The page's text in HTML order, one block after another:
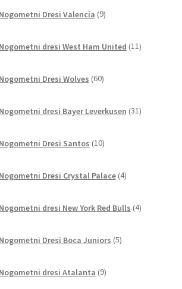
Nogometni Dresi Valencia 9izdelkov
Nogometni dresi West Ham United 11izdelkov
Nogometni Dresi Wolves 60izdelkov
Nogometni dresi Bayer Leverkusen 31izdelkov
Nogometni Dresi Santos 10izdelkov
Nogometni Dresi Crystal Palace 4izdelki
Nogometni dresi New York Red Bulls 4izdelki
Nogometni Dresi Boca Juniors 5izdelkov
Nogometni dresi Atalanta 9izdelkov